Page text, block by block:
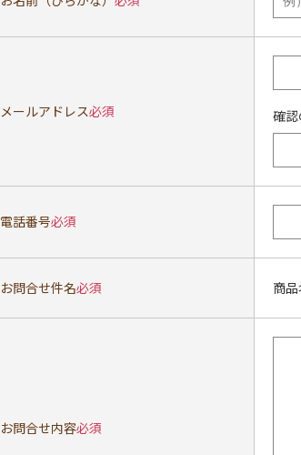
メールアドレス必須 確
電話番号必須
お問合せ件名必須 商
お問合せ内容必須